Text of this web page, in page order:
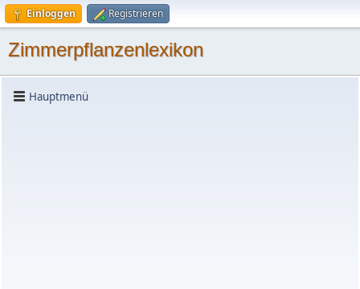
Einloggen Registrieren
Zimmerpflanzenlexikon
Hauptmenü